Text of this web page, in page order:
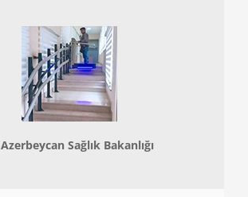
Azerbeycan Sağlık Bakanlığı